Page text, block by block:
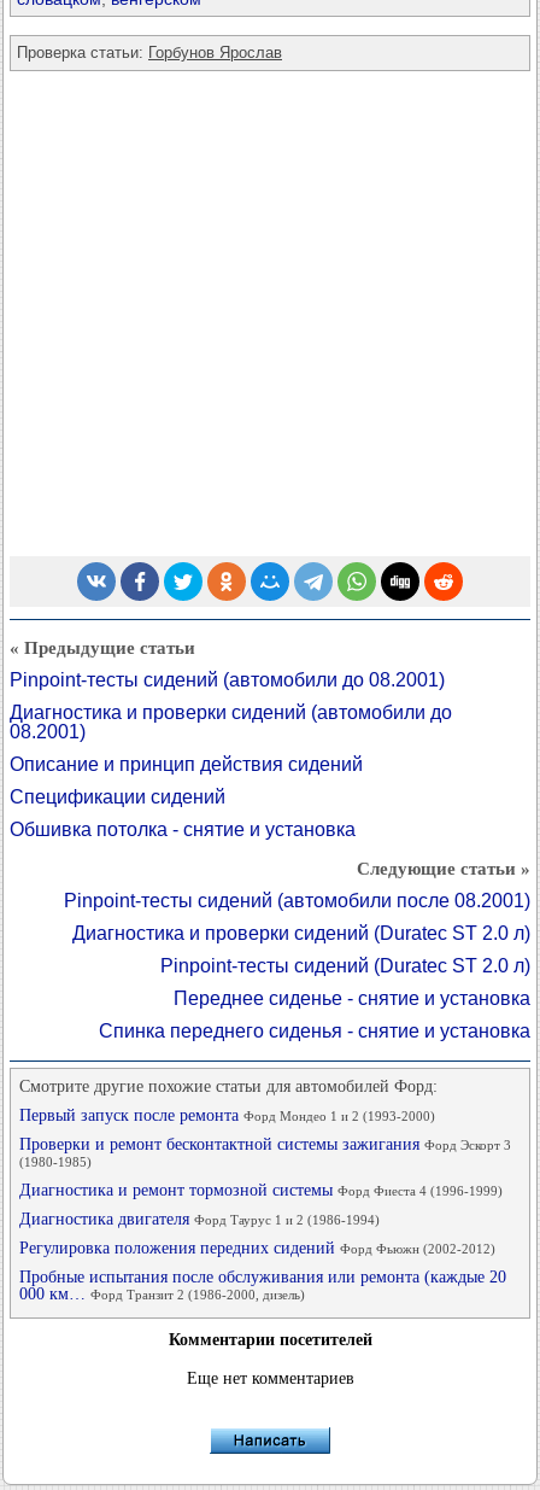
Проверка статьи: Горбунов Ярослав
« Предыдущие статьи
Pinpoint-тесты сидений (автомобили до 08.2001)
Диагностика и проверки сидений (автомобили до
08.2001)
Описание и принцип действия сидений
Спецификации сидений
Обшивка потолка - снятие и установка
Следующие статьи »
Pinpoint-тесты сидений (автомобили после 08.2001)
Диагностика и проверки сидений (Duratec ST 2.0 л)
Pinpoint-тесты сидений (Duratec ST 2.0 л)
Переднее сиденье - снятие и установка
Спинка переднего сиденья - снятие и установка
Смотрите другие похожие статьи для автомобилей Форд:
Первый запуск после ремонта Форд Мондео 1 и 2 (1993-2000)
Проверки и ремонт бесконтактной системы зажигания Форд Эскорт 3
(1980-1985)
Диагностика и ремонт тормозной системы Форд Фиеста 4 (1996-1999)
Диагностика двигателя Форд Таурус 1 и 2 (1986-1994)
Регулировка положения передних сидений Форд Фьюжн (2002-2012)
Пробные испытания после обслуживания или ремонта (каждые 20
000 км… Форд Транзит 2 (1986-2000, дизель)
Комментарии посетителей
Еще нет комментариев